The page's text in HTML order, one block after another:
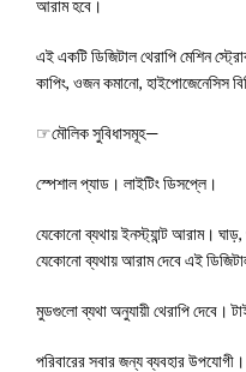
আরাম হবে।
এই একটি ডিজিটাল থেরাপি মেশিন
কাপিং, ওজন কমানো, হাইপোজেনেসিস
☞মৌলিক সুবিধাসমূহ—
স্পেশাল প্যাড। লাইটিং ডিসপ্লে।
যেকোনো ব্যথায় ইনস্ট্যান্ট আরাম।
যেকোনো ব্যথায় আরাম দেবে এই
মুডগুলো ব্যথা অনুযায়ী থেরাপি দেবে।
পরিবারের সবার জন্য ব্যবহার উপযোগী।